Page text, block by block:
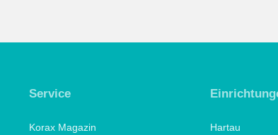
Service
Korax Magazin Hartau